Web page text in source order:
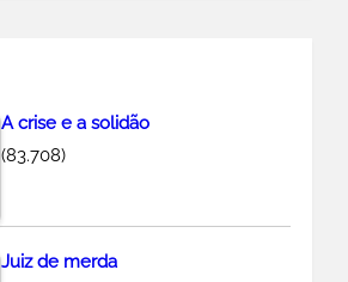
A crise e a solidão
(83.708)
Juiz de merda